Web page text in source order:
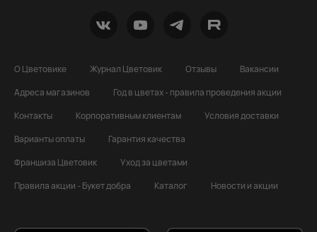
О Цветовике Журнал Цветовик Отзывы
Вакансии
Адреса магазинов
Год в цветах - правила проведения акции
Контакты
Корпоративным клиентам
Условия доставки
Варианты оплаты
Гарантия качества
Франшиза Цветовик
Уход за цветами
Правила акции - Букет добра
Каталог Новости и акции